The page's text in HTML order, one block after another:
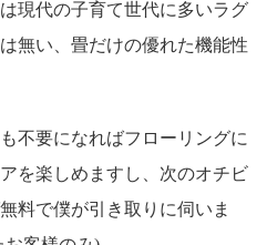
現代の子育て世代に多いラグ
無い、畳だけの優れた機能性
不要になればフローリングに
を楽しめますし、次のオチビ
料で僕が引き取りに伺いま